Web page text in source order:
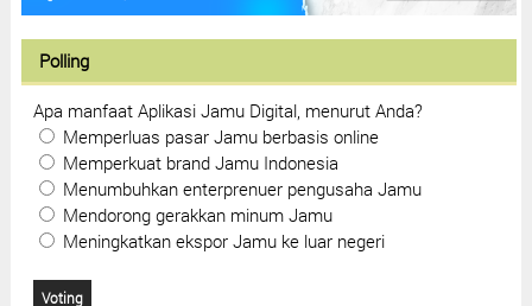
Polling
Apa manfaat Aplikasi Jamu Digital, menurut Anda?
Memperluas pasar Jamu berbasis online
Memperkuat brand Jamu Indonesia
Menumbuhkan enterprenuer pengusaha Jamu
Mendorong gerakkan minum Jamu
Meningkatkan ekspor Jamu ke luar negeri